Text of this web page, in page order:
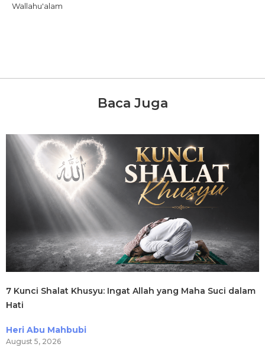
Wallahu'alam
Baca Juga
7 Kunci Shalat Khusyu: Ingat Allah yang Maha Suci dalam
Hati
Heri Abu Mahbubi
August 5, 2026